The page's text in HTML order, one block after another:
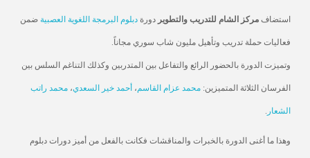
استضاف مركز الشام للتدريب والتطوير دورة دبلوم البرمجة اللغوية العصبية ضمن
فعاليات حملة تدريب وتأهيل مليون شاب سوري مجاناً.
وتميزت الدورة بالحضور الرائع والتفاعل بين المتدربين وكذلك التناغم السلس بين
الفرسان الثلاثة المتميزين: محمد عزام القاسم، أحمد خير السعدي، محمد راتب
الشعار .
وهذا ما أغنى الدورة بالخبرات والمناقشات فكانت بالفعل من أميز دورات دبلوم